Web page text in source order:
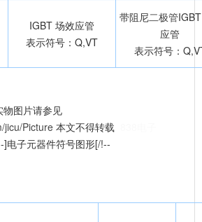
IGBT 场效应管
表示符号：Q,VT
带阻尼二极管
应管
表示符号：
图片请参见
jicu/Picture 本文不得转载
电子元器件符号图形[/!--